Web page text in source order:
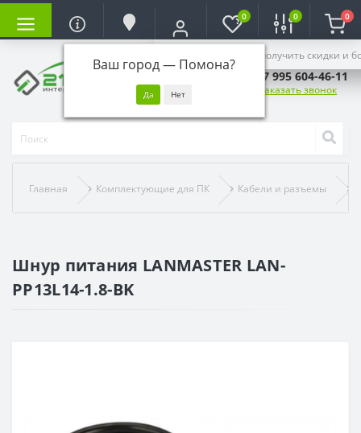
Ваш город — Помона?
Войдите, чтобы получить скидки и
0 0 0
+7 995 604-46-11
Заказать звонок
Главная Комплектующие для ПК Кабели и разъемы
Шнур питания LANMASTER LAN-
PP13L14-1.8-BK